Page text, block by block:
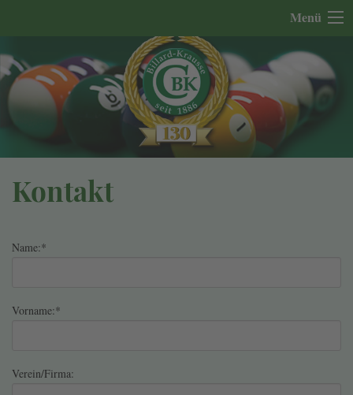
Menü
Kontakt
Name:*
Vorname:*
Verein/Firma: